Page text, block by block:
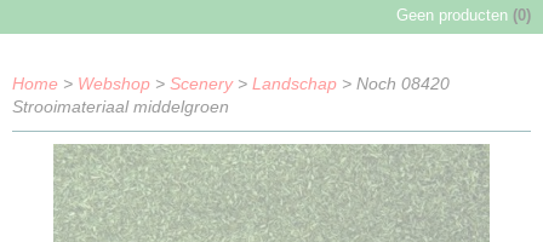
Geen producten (0)
Home > Webshop > Scenery> Landschap > Noch 08420
Strooimateriaal middelgroen